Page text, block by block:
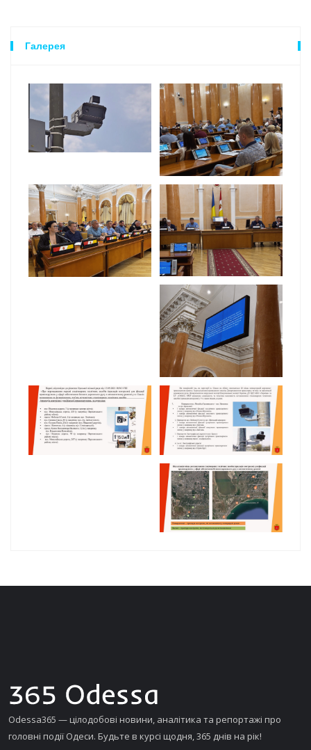
Галерея
Odessa365 — цілодобові новини, аналітика та репортажі про
головні події Одеси. Будьте в курсі щодня, 365 днів на рік!